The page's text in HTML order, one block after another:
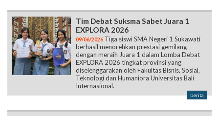
Tim Debat Suksma Sabet Juara 1
EXPLORA 2026
09/06/2026 Tiga siswi SMA Negeri 1 Sukawati
berhasil menorehkan prestasi gemilang
dengan meraih Juara 1 dalam Lomba Debat
EXPLORA 2026 tingkat provinsi yang
diselenggarakan oleh Fakultas Bisnis, Sosial,
Teknologi dan Humaniora Universitas Bali
Internasional.
berita